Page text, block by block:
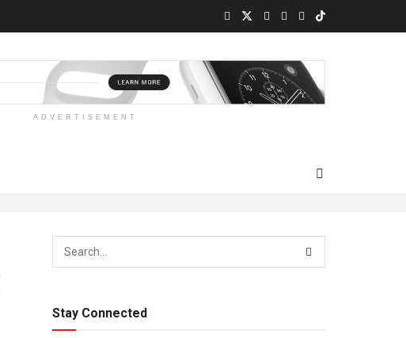
ADVERTISEMENT
Stay Connected